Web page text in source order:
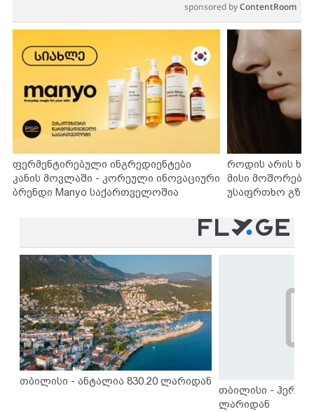
sponsored byContentRoom
ფერმენტირებული ინგრედიენტები
კანის მოვლაში - კორეული ინოვაციური
ბრენდი Manyo საქართველოშია
როდის არის
მისი
უსაფრთხო
თბილისი - ანტალია 830.20 ლარიდან
თბილისი -
ლარიდან